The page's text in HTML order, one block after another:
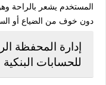
المستخدم يشعر بالراحة
دون خوف من الضياع أو
إدارة المحفظة
للحسابات البنكية